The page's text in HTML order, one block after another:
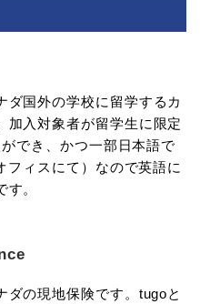
ダ国外の学校に留学するカ
加入対象者が留学生に限定
でき、かつ一部日本語で
ィスにて）なので英語に
。
ダの現地保険です。tugoと